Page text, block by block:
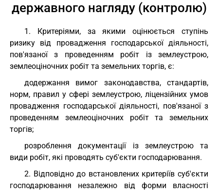
державного нагляду (контролю)
1. Критеріями, за якими оцінюється ступінь
ризику від провадження господарської діяльності,
пов'язаної з проведенням робіт із землеустрою,
землеоціночних робіт та земельних торгів, є:
додержання вимог законодавства, стандартів,
норм, правил у сфері землеустрою, ліцензійних умов
провадження господарської діяльності, пов'язаної з
проведенням землеоціночних робіт та земельних
торгів;
розроблення документації із землеустрою та
види робіт, які проводять суб'єкти господарювання.
2. Відповідно до встановлених критеріїв суб'єкти
господарювання незалежно від форми власності